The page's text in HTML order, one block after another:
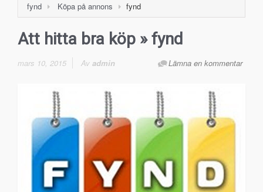
fynd
Köpa på annons fynd
Att hitta bra köp » fynd
mars 10, 2015 Lämna en kommentar
Av admin